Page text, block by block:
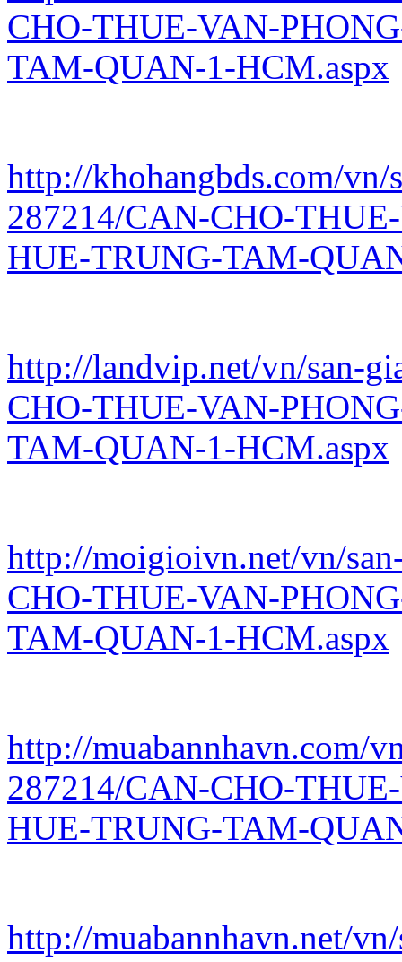
CHO-THUE-VAN-
TAM-QUAN-1-HCM.aspx
http://khohangbds.com/vn/
287214/CAN-CHO-
HUE-TRUNG-TAM-
http://landvip.net/vn/san-
CHO-THUE-VAN-
TAM-QUAN-1-HCM.aspx
http://moigioivn.net/vn/
CHO-THUE-VAN-
TAM-QUAN-1-HCM.aspx
http://muabannhavn.com/
287214/CAN-CHO-
HUE-TRUNG-TAM-
http://muabannhavn.net/